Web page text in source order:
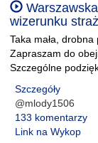
wizerunku
Taka mała, drobna
Zapraszam do
Szczególne
Szczegóły
@mlody1506
133 komentarzy
Link na Wykop